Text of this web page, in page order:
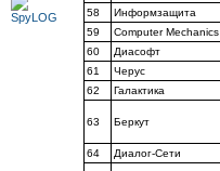
58 Информзащита
59
Computer Mechanics
60
Диасофт
61
Черус
62
Галактика
63 Беркут
64 Диалог-Сети